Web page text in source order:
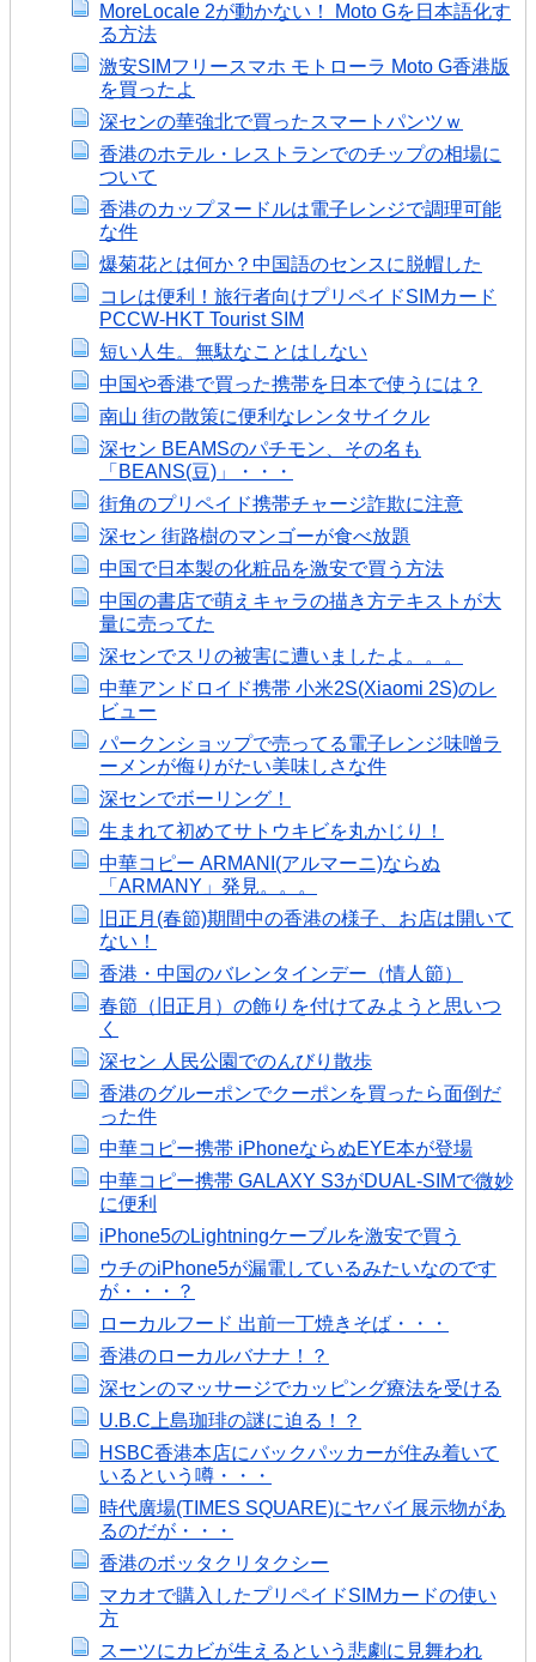
MoreLocale 2が動かない！ Moto Gを日本語化す
る方法
激安SIMフリースマホ モトローラ Moto G香港版
を買ったよ
深センの華強北で買ったスマートパンツｗ
香港のホテル・レストランでのチップの相場に
ついて
香港のカップヌードルは電子レンジで調理可能
な件
爆菊花とは何か？中国語のセンスに脱帽した
コレは便利！旅行者向けプリペイドSIMカード
PCCW-HKT Tourist SIM
短い人生。無駄なことはしない
中国や香港で買った携帯を日本で使うには？
南山 街の散策に便利なレンタサイクル
深セン BEAMSのパチモン、その名も
「BEANS(豆)」・・・
街角のプリペイド携帯チャージ詐欺に注意
深セン 街路樹のマンゴーが食べ放題
中国で日本製の化粧品を激安で買う方法
中国の書店で萌えキャラの描き方テキストが大
量に売ってた
深センでスリの被害に遭いましたよ。。。
中華アンドロイド携帯 小米2S(Xiaomi 2S)のレ
ビュー
パークンショップで売ってる電子レンジ味噌ラ
ーメンが侮りがたい美味しさな件
深センでボーリング！
生まれて初めてサトウキビを丸かじり！
中華コピー ARMANI(アルマーニ)ならぬ
「ARMANY」発見。。。
旧正月(春節)期間中の香港の様子、お店は開いて
ない！
香港・中国のバレンタインデー（情人節）
春節（旧正月）の飾りを付けてみようと思いつ
く
深セン 人民公園でのんびり散歩
香港のグルーポンでクーポンを買ったら面倒だ
った件
中華コピー携帯 iPhoneならぬEYE本が登場
中華コピー携帯 GALAXY S3がDUAL-SIMで微妙
に便利
iPhone5のLightningケーブルを激安で買う
ウチのiPhone5が漏電しているみたいなのです
が・・・？
ローカルフード 出前一丁焼きそば・・・
香港のローカルバナナ！？
深センのマッサージでカッピング療法を受ける
U.B.C上島珈琲の謎に迫る！？
HSBC香港本店にバックパッカーが住み着いて
いるという噂・・・
時代廣場(TIMES SQUARE)にヤバイ展示物があ
るのだが・・・
香港のボッタクリタクシー
マカオで購入したプリペイドSIMカードの使い
方
スーツにカビが生えるという悲劇に見舞われ